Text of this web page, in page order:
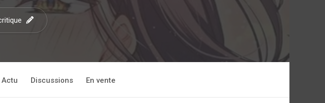
Actu Discussions En vente